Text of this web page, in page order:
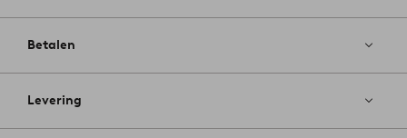
Betalen
Levering